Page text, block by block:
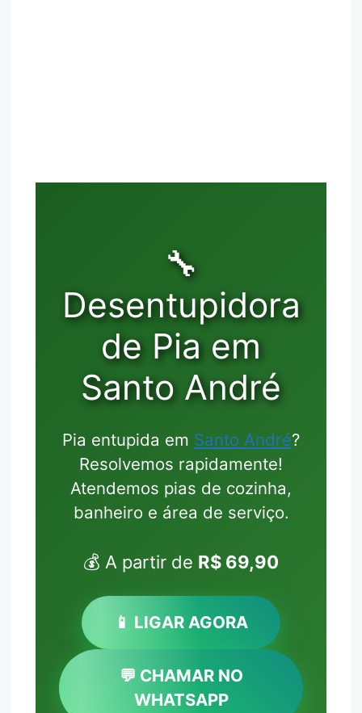
🔧
Desentupidora
de Pia em
Santo André
Pia entupida em Santo André?
Resolvemos rapidamente!
Atendemos pias de cozinha,
banheiro e área de serviço.
💰 A partir de R$ 69,90
📱 LIGAR AGORA
💬 CHAMAR NO
WHATSAPP